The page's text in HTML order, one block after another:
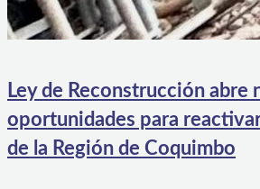
Ley de Reconstrucción abre
oportunidades para
de la Región de Coquimbo